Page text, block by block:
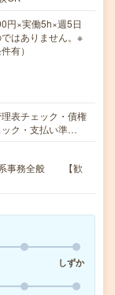
×実働5h×週5日
はありません。※
有）
表チェック・債権
ック・支払い準…
系事務全般 【歓
しずか